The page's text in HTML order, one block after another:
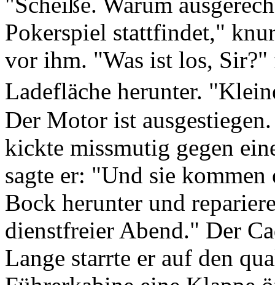
Pokerspiel stattfindet,"
vor ihm. "Was ist los,
Ladefläche herunter.
Der Motor ist
kickte missmutig gegen
sagte er: "Und sie
Bock herunter und
dienstfreier Abend." Der
Lange starrte er auf den